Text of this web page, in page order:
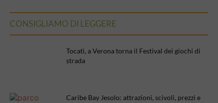
CONSIGLIAMO DI LEGGERE
Tocatì, a Verona torna il Festival dei giochi di
strada
Caribe Bay Jesolo: attrazioni, scivoli, prezzi e